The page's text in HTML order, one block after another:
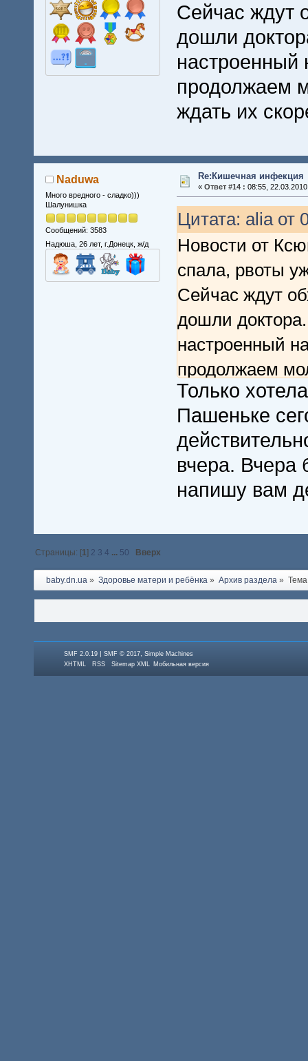
Сейчас ждут
дошли
настроенный
продолжаем
ждать их
Naduwa
Много вредного - сладко)))
Шалунишка
Сообщений: 3583
Надюша, 26 лет, г.Донецк, ж/д
Re:Кишечная инфекция
« Ответ #14 : 08:55,
Цитата: alia от
Новости от
спала, рвоты
Сейчас ждут
дошли
настроенный
продолжаем
ждать их
Только
Пашеньке
вчера. Вчера
напишу вам
Страницы: [1] 2 3 4 ... 50 Вверх
baby.dn.ua » Здоровье матери и ребёнка » Архив раздела »
SMF 2.0.19 |SMF © 2017 ,Simple Machines
XHTML
RSS Sitemap XML Мобильная версия